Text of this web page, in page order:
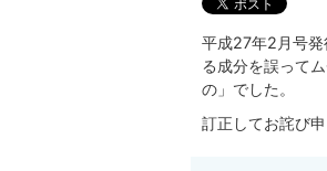
平成27年2月号
る成分を誤って
の」でした。
訂正してお詫び申